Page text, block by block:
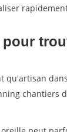
chantiers